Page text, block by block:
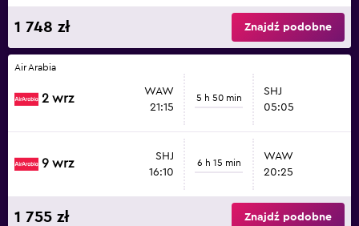
1 748 zł Znajdź podobne
Air Arabia
2 wrz
WAW
21:15
5 h 50 min
SHJ
05:05
9 wrz
SHJ
16:10
6 h 15 min
WAW
20:25
1 755 zł Znajdź podobne